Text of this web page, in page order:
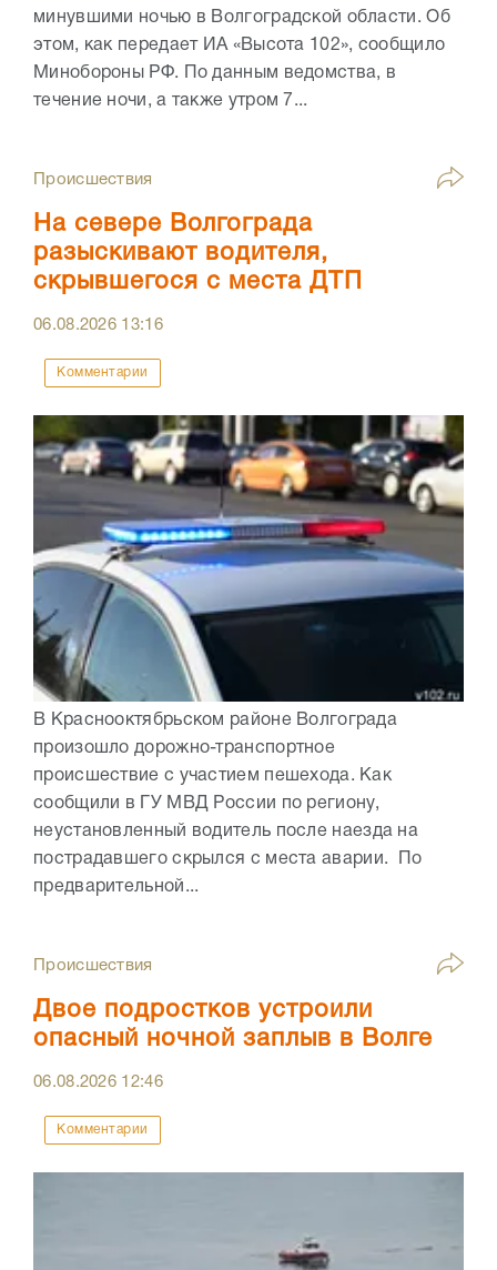
минувшими ночью в Волгоградской области. Об
этом, как передает ИА «Высота 102», сообщило
Минобороны РФ. По данным ведомства, в
течение ночи, а также утром 7...
Происшествия
На севере Волгограда
разыскивают водителя,
скрывшегося с места ДТП
06.08.2026 13:16
Комментарии
В Краснооктябрьском районе Волгограда
произошло дорожно-транспортное
происшествие с участием пешехода. Как
сообщили в ГУ МВД России по региону,
неустановленный водитель после наезда на
пострадавшего скрылся с места аварии. По
предварительной...
Происшествия
Двое подростков устроили
опасный ночной заплыв в Волге
06.08.2026 12:46
Комментарии